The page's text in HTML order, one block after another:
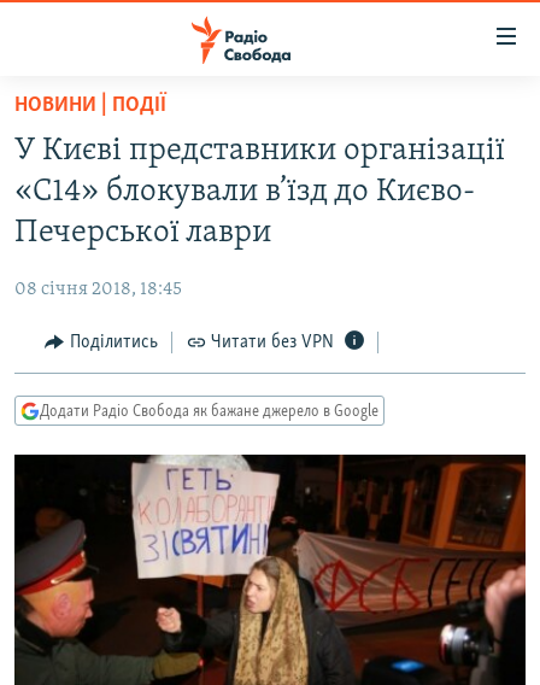
Перейти
основного
матеріалу
Перейти
до
основної
Перейти
до
пошуку
ВСЕ ЗА ДОБУ
СТАТТІ
СУСПІЛЬСТВО
СВІТ
РОСІЙСЬКА «ФІЛЬТРАЦІЯ»
ДОНБАС.РЕАЛІЇ
ТИ ЯК?
КИТАЙ.ВИКЛИКИ
МУЛЬТИМЕДІА
ФОТО
СПЕЦПРОЄКТИ
НОВИНИ | ПОДІЇ
У Києві представники організації
«С14» блокували в’їзд до Києво-
Печерської лаври
08 січня 2018, 18:45
Поділитись Читати без VPN
Додати Радіо Свобода як бажане джерело в Google